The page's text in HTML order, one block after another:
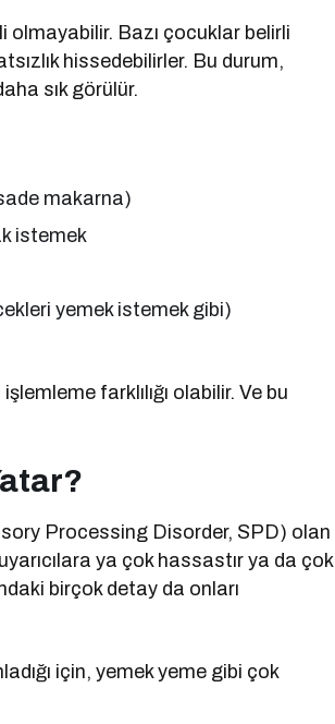
olmayabilir. Bazı çocuklar belirli
hissedebilirler. Bu durum,
sık görülür.
makarna)
istemek
yemek istemek gibi)
farklılığı olabilir. Ve bu
Processing Disorder, SPD) olan
ya çok hassastır ya da çok
birçok detay da onları
için, yemek yeme gibi çok